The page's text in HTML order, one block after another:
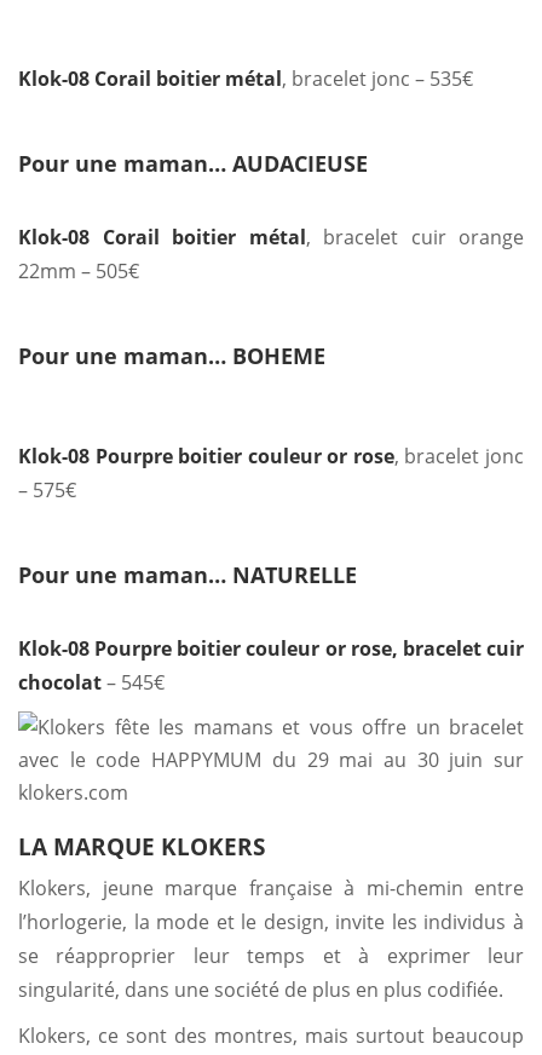
Klok-08 Corail boitier métal, bracelet jonc – 535€
Pour une maman… AUDACIEUSE
Klok-08 Corail boitier métal, bracelet cuir orange
22mm – 505€
Pour une maman… BOHEME
Klok-08 Pourpre boitier couleur or rose, bracelet jonc
– 575€
Pour une maman… NATURELLE
Klok-08 Pourpre boitier couleur or rose, bracelet cuir
chocolat– 545€
LA MARQUE KLOKERS
Klokers, jeune marque française à mi-chemin entre
l’horlogerie, la mode et le design, invite les individus à
se réapproprier leur temps et à exprimer leur
singularité, dans une société de plus en plus codifiée.
Klokers, ce sont des montres, mais surtout beaucoup